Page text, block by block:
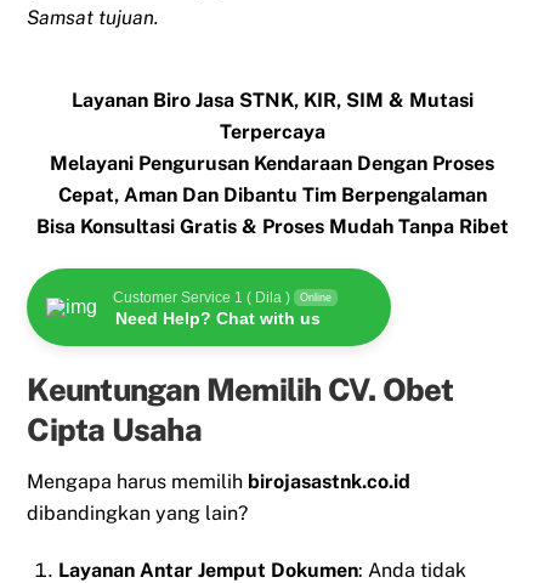
Samsat tujuan.
Layanan Biro Jasa STNK, KIR, SIM & Mutasi
Terpercaya
Melayani Pengurusan Kendaraan Dengan Proses
Cepat, Aman Dan Dibantu Tim Berpengalaman
Bisa Konsultasi Gratis & Proses Mudah Tanpa Ribet
Customer Service 1 ( Dila ) Online
Need Help? Chat with us
Keuntungan Memilih CV. Obet
Cipta Usaha
Mengapa harus memilih birojasastnk.co.id
dibandingkan yang lain?
Layanan Antar Jemput Dokumen: Anda tidak